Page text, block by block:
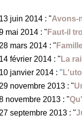
juin 2014 : "Avons-
mai 2014 : " Faut-il
mars 2014 : "
février 2014 : " La
janvier 2014 : "
novembre 2013 : "
novembre 2013 : "
septembre 2013 : "